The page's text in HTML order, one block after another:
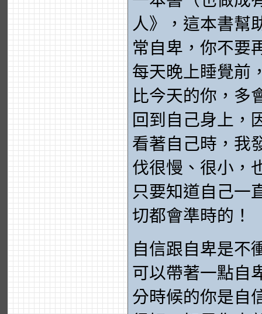
人》，這本書幫
常自卑，你不要
每天晚上睡覺前
比今天的你，多
回到自己身上，
看著自己時，
伐很慢、很小，
只要知道自己一
切都會準時的！
自信跟自卑是不
可以帶著一點自
分時候的你是自